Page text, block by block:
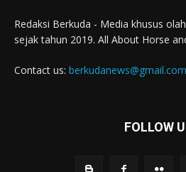
Redaksi Berkuda - Media khusus
sejak tahun 2019. All About Horse
Contact us: berkudanews@gmail.com
FOLLOW